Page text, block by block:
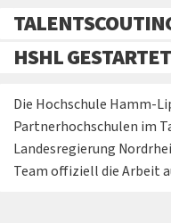
HSHL GESTARTET
Die Hochschule Hamm-
Partnerhochschulen im
Landesregierung
Team offiziell die Arbeit